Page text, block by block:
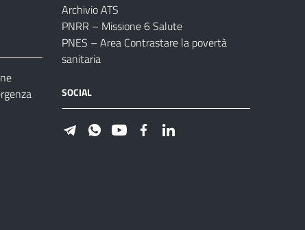
Archivio ATS
PNRR – Missione 6 Salute
PNES – Area Contrastare la povertà
sanitaria
SOCIAL